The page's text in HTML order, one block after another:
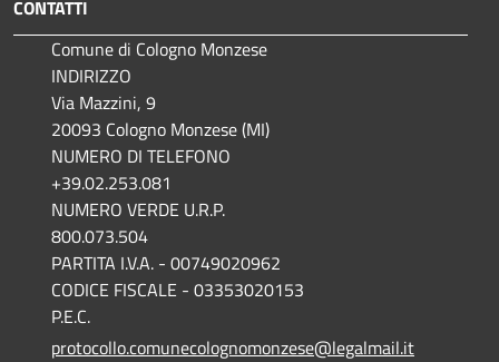
CONTATTI
Comune di Cologno Monzese
INDIRIZZO
Via Mazzini, 9
20093 Cologno Monzese (MI)
NUMERO DI TELEFONO
+39.02.253.081
NUMERO VERDE U.R.P.
800.073.504
PARTITA I.V.A. - 00749020962
CODICE FISCALE - 03353020153
P.E.C.
protocollo.comunecolognomonzese@legalmail.it